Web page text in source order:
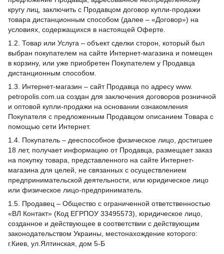
кругу лиц, заключить с Продавцом договор купли-продажи
товара дистанционным способом (далее – «Договор») на
условиях, содержащихся в настоящей Оферте.
1.2. Товар или Услуга – объект сделки сторон, который был
выбран покупателем на сайте Интернет-магазина и помещен
в корзину, или уже приобретен Покупателем у Продавца
дистанционным способом.
1.3. Интернет-магазин – сайт Продавца по адресу www.
petropolis.com.ua создан для заключения договоров розничной
и оптовой купли-продажи на основании ознакомления
Покупателя с предложенным Продавцом описанием Товара с
помощью сети Интернет.
1.4. Покупатель – дееспособное физическое лицо, достигшее
18 лет, получает информацию от Продавца, размещает заказ
на покупку товара, представленного на сайте Интернет-
магазина для целей, не связанных с осуществлением
предпринимательской деятельности, или юридическое лицо
или физическое лицо-предприниматель.
1.5. Продавец – Общество с ограниченной ответственностью
«ВЛ Контакт» (Код ЕГРПОУ 33495573), юридическое лицо,
созданное и действующее в соответствии с действующим
законодательством Украины, местонахождение которого:
г.Киев, ул.Ялтинская, дом 5-Б